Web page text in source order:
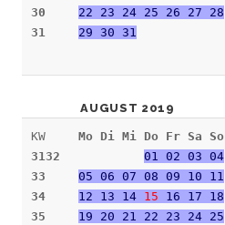
30
31
22 23 24 25 26 27 28
29 30 31
AUGUST 2019
KW
3132
33
34
35
Mo Di Mi Do Fr Sa So
01 02 03 04
05 06 07 08 09 10 11
12 13 14 15 16 17 18
19 20 21 22 23 24 25